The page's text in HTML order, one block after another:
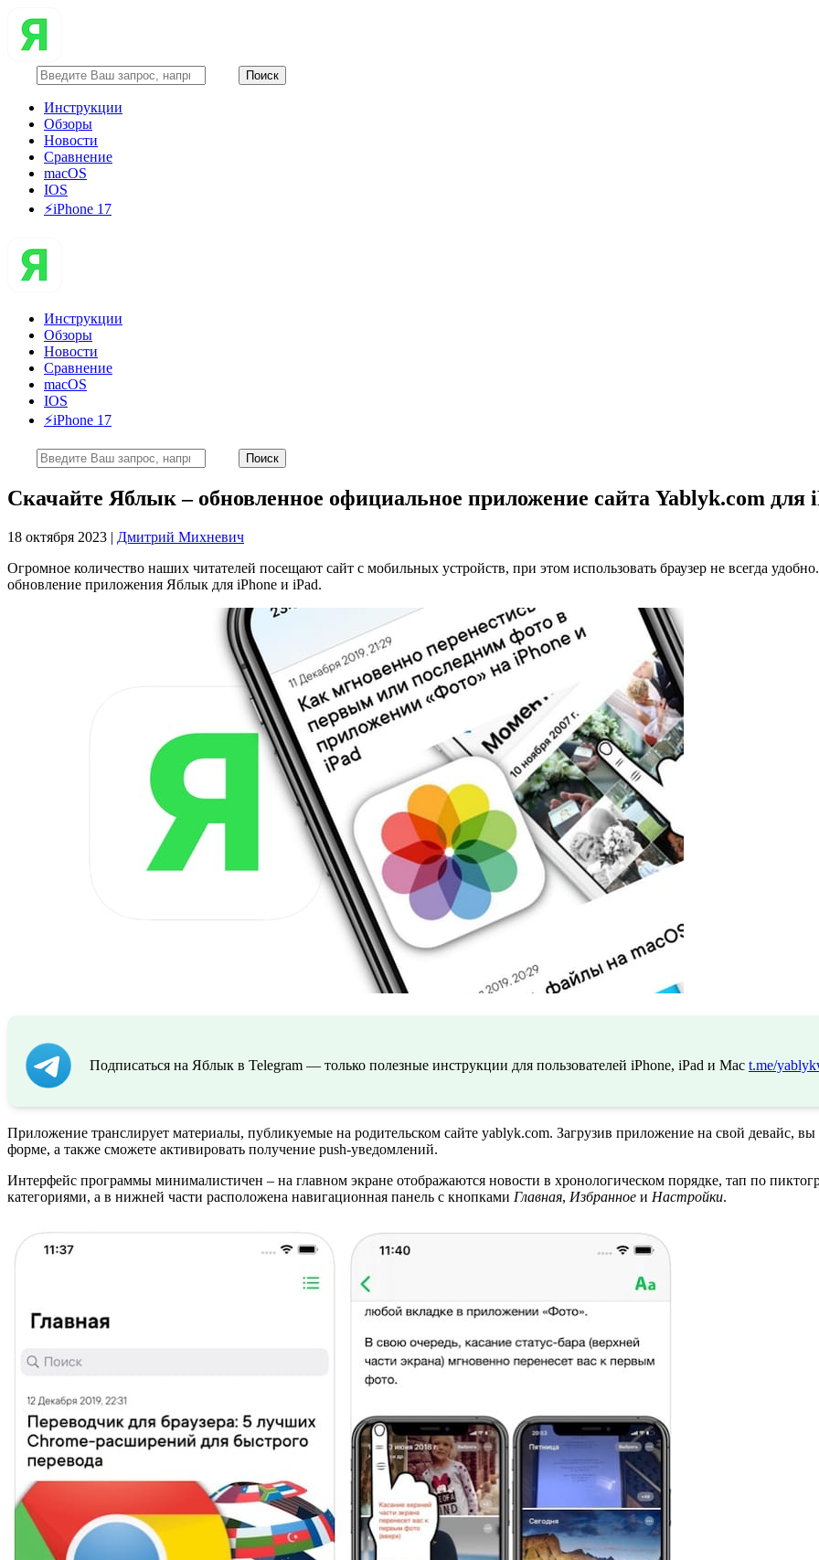
Инструкции
Обзоры
Новости
Сравнение
macOS
IOS
⚡️iPhone 17
Инструкции
Обзоры
Новости
Сравнение
macOS
IOS
⚡️iPhone 17
Скачайте Яблык – обновленное официальное приложение сайта Yablyk.com для
18 октября 2023 | Дмитрий Михневич
Огромное количество наших читателей посещают сайт с мобильных устройств, при этом использовать браузер не всегда
обновление приложения Яблык для iPhone и iPad.
Подписаться на Яблык в Telegram — только полезные инструкции для пользователей iPhone, iPad и Mac t.me/
Приложение транслирует материалы, публикуемые на родительском сайте yablyk.com. Загрузив приложение на свой девайс, вы
форме, а также сможете активировать получение push-уведомлений.
Интерфейс программы минималистичен – на главном экране отображаются новости в хронологическом порядке, тап по
категориями, а в нижней части расположена навигационная панель с кнопками Главная, Избранное и Настройки.